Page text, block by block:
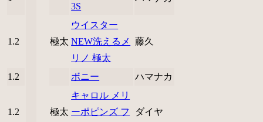
3S
1.2 極太
ウイスター
NEW洗えるメ
リノ 極太
藤久
1.2 ボニー ハマナカ
1.2 極太
キャロル メリ
ーポピンズ フ
ダイヤ